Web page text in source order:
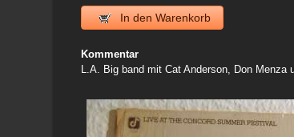
In den Warenkorb
Kommentar
L.A. Big band mit Cat Anderson, Don